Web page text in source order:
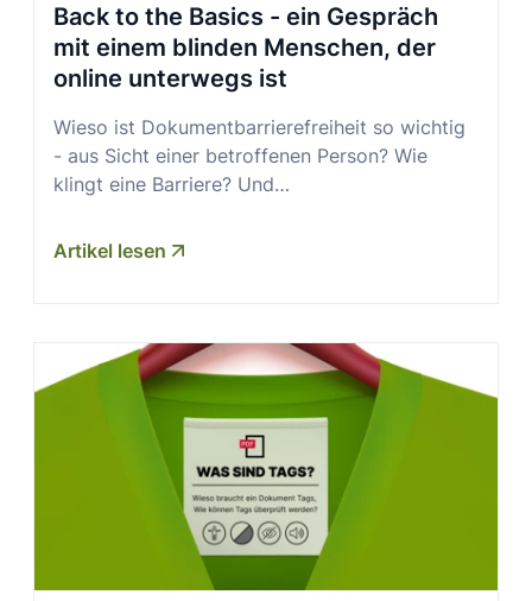
Back to the Basics - ein Gespräch
mit einem blinden Menschen, der
online unterwegs ist
Wieso ist Dokumentbarrierefreiheit so wichtig
- aus Sicht einer betroffenen Person? Wie
klingt eine Barriere? Und…
Artikel lesen